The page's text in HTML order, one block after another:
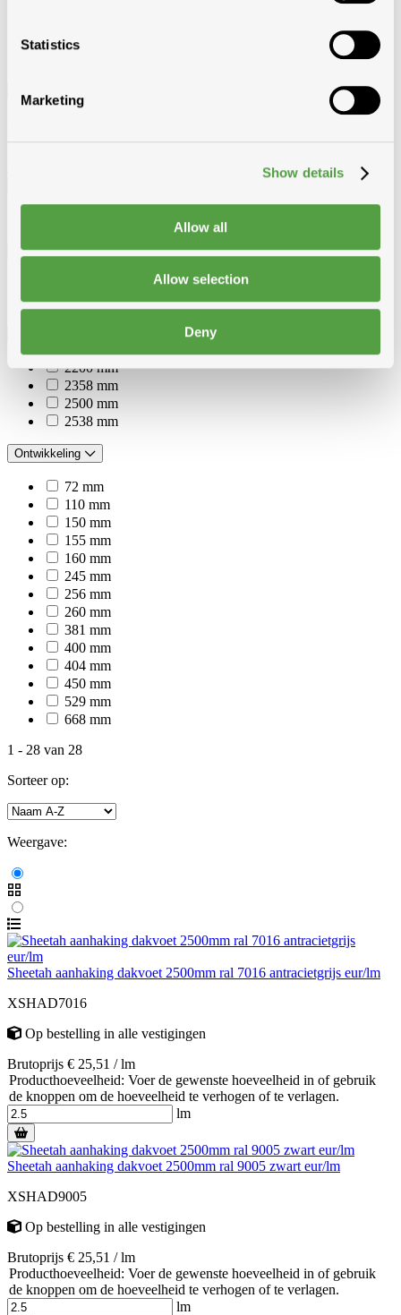
Statistics
Marketing
Show details
Allow all
Allow selection
Deny
Kleur
Zwart
2200 mm
2358 mm
2500 mm
2538 mm
Ontwikkeling
72 mm
110 mm
150 mm
155 mm
160 mm
245 mm
256 mm
260 mm
381 mm
400 mm
404 mm
450 mm
529 mm
668 mm
1 - 28 van 28
Sorteer op:
Weergave:
Sheetah aanhaking dakvoet 2500mm ral 7016 antracietgrijs eur/lm
XSHAD7016
Op bestelling in alle vestigingen
Brutoprijs € 25,51 / lm
Producthoeveelheid: Voer de gewenste hoeveelheid in of gebruik
de knoppen om de hoeveelheid te verhogen of te verlagen.
lm
Sheetah aanhaking dakvoet 2500mm ral 9005 zwart eur/lm
XSHAD9005
Op bestelling in alle vestigingen
Brutoprijs € 25,51 / lm
Producthoeveelheid: Voer de gewenste hoeveelheid in of gebruik
de knoppen om de hoeveelheid te verhogen of te verlagen.
lm